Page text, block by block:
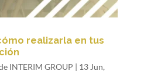
realizarla en tus
INTERIM GROUP | 13 Jun,